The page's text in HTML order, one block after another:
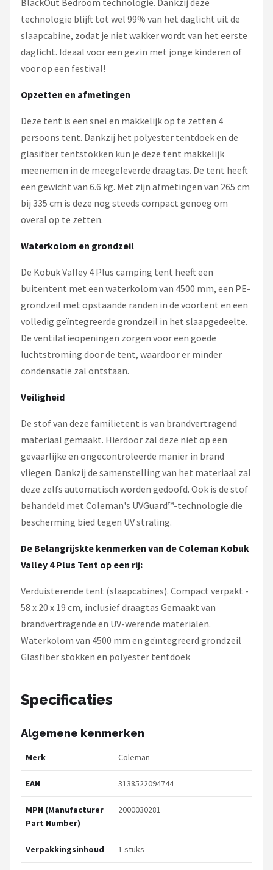
BlackOut Bedroom technologie. Dankzij deze
technologie blijft tot wel 99% van het daglicht uit de
slaapcabine, zodat je niet wakker wordt van het eerste
daglicht. Ideaal voor een gezin met jonge kinderen of
voor op een festival!
Opzetten en afmetingen
Deze tent is een snel en makkelijk op te zetten 4
persoons tent. Dankzij het polyester tentdoek en de
glasifber tentstokken kun je deze tent makkelijk
meenemen in de meegeleverde draagtas. De tent heeft
een gewicht van 6.6 kg. Met zijn afmetingen van 265 cm
bij 335 cm is deze nog steeds compact genoeg om
overal op te zetten.
Waterkolom en grondzeil
De Kobuk Valley 4 Plus camping tent heeft een
buitentent met een waterkolom van 4500 mm, een PE-
grondzeil met opstaande randen in de voortent en een
volledig geïntegreerde grondzeil in het slaapgedeelte.
De ventilatieopeningen zorgen voor een goede
luchtstroming door de tent, waardoor er minder
condensatie zal ontstaan.
Veiligheid
De stof van deze familietent is van brandvertragend
materiaal gemaakt. Hierdoor zal deze niet op een
gevaarlijke en ongecontroleerde manier in brand
vliegen. Dankzij de samenstelling van het materiaal zal
deze zelfs automatisch worden gedoofd. Ook is de stof
behandeld met Coleman's UVGuard™-technologie die
bescherming bied tegen UV straling.
De Belangrijskte kenmerken van de Coleman Kobuk
Valley 4 Plus Tent op een rij:
Verduisterende tent (slaapcabines). Compact verpakt -
58 x 20 x 19 cm, inclusief draagtas Gemaakt van
brandvertragende en UV-werende materialen.
Waterkolom van 4500 mm en geïntegreerd grondzeil
Glasfiber stokken en polyester tentdoek
Specificaties
Algemene kenmerken
Merk Coleman
EAN 3138522094744
MPN (Manufacturer
Part Number)
2000030281
Verpakkingsinhoud 1 stuks